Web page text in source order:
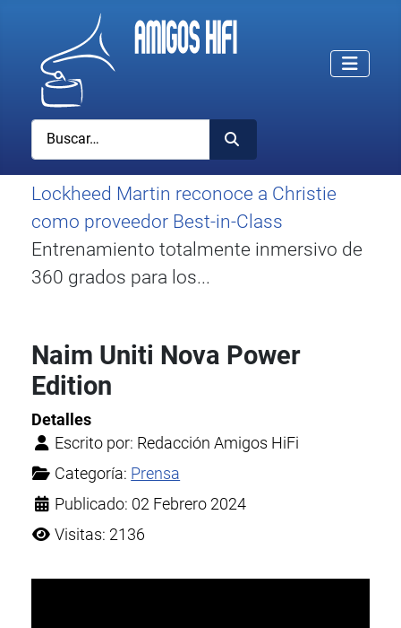
Buscar
Lockheed Martin reconoce a Christie
como proveedor Best-in-Class
Entrenamiento totalmente inmersivo de
360 grados para los...
Naim Uniti Nova Power
Edition
Detalles
Escrito por: Redacción Amigos HiFi
Categoría: Prensa
Publicado: 02 Febrero 2024
Visitas: 2136